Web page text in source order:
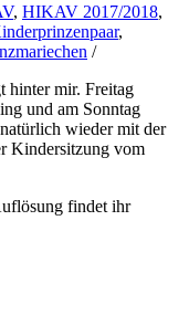
, HIKAV 2017/2018,
,
/
hinter mir. Freitag
und am Sonntag
wieder mit der
Kindersitzung vom
findet ihr